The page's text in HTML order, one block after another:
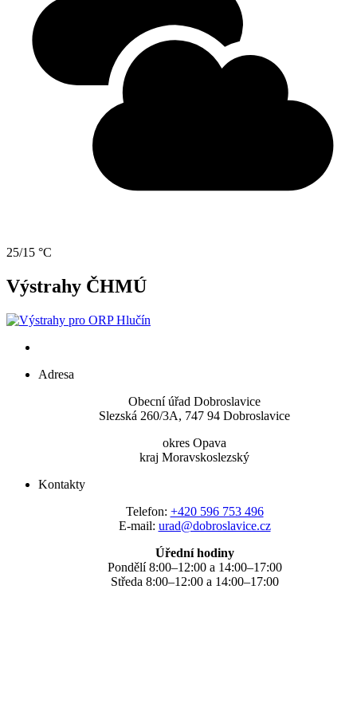
25/15 °C
Výstrahy ČHMÚ
Adresa
Obecní úřad Dobroslavice
Slezská 260/3A, 747 94 Dobroslavice
okres Opava
kraj Moravskoslezský
Kontakty
Telefon: +420 596 753 496
E-mail: urad@dobroslavice.cz
Úřední hodiny
Pondělí 8:00–12:00 a 14:00–17:00
Středa 8:00–12:00 a 14:00–17:00